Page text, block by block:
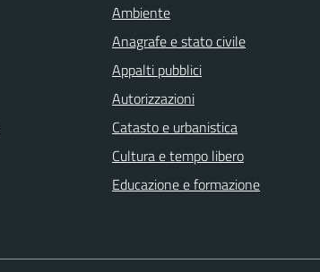
Ambiente
Anagrafe e stato civile
Appalti pubblici
Autorizzazioni
Catasto e urbanistica
Cultura e tempo libero
Educazione e formazione